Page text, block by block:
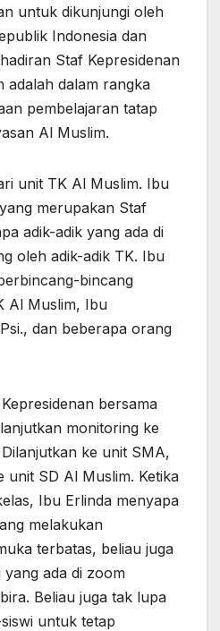
untuk dikunjungi oleh
Indonesia dan
Staf Kepresidenan
adalah dalam rangka
pembelajaran tatap
Al Muslim.
unit TK Al Muslim. Ibu
merupakan Staf
adik-adik yang ada di
oleh adik-adik TK. Ibu
bincang
Al Muslim, Ibu
dan beberapa orang
bersama
monitoring ke
ke unit SMA,
unit SD Al Muslim. Ketika
Ibu Erlinda menyapa
melakukan
terbatas, beliau juga
yang ada di zoom
Beliau juga tak lupa
untuk tetap